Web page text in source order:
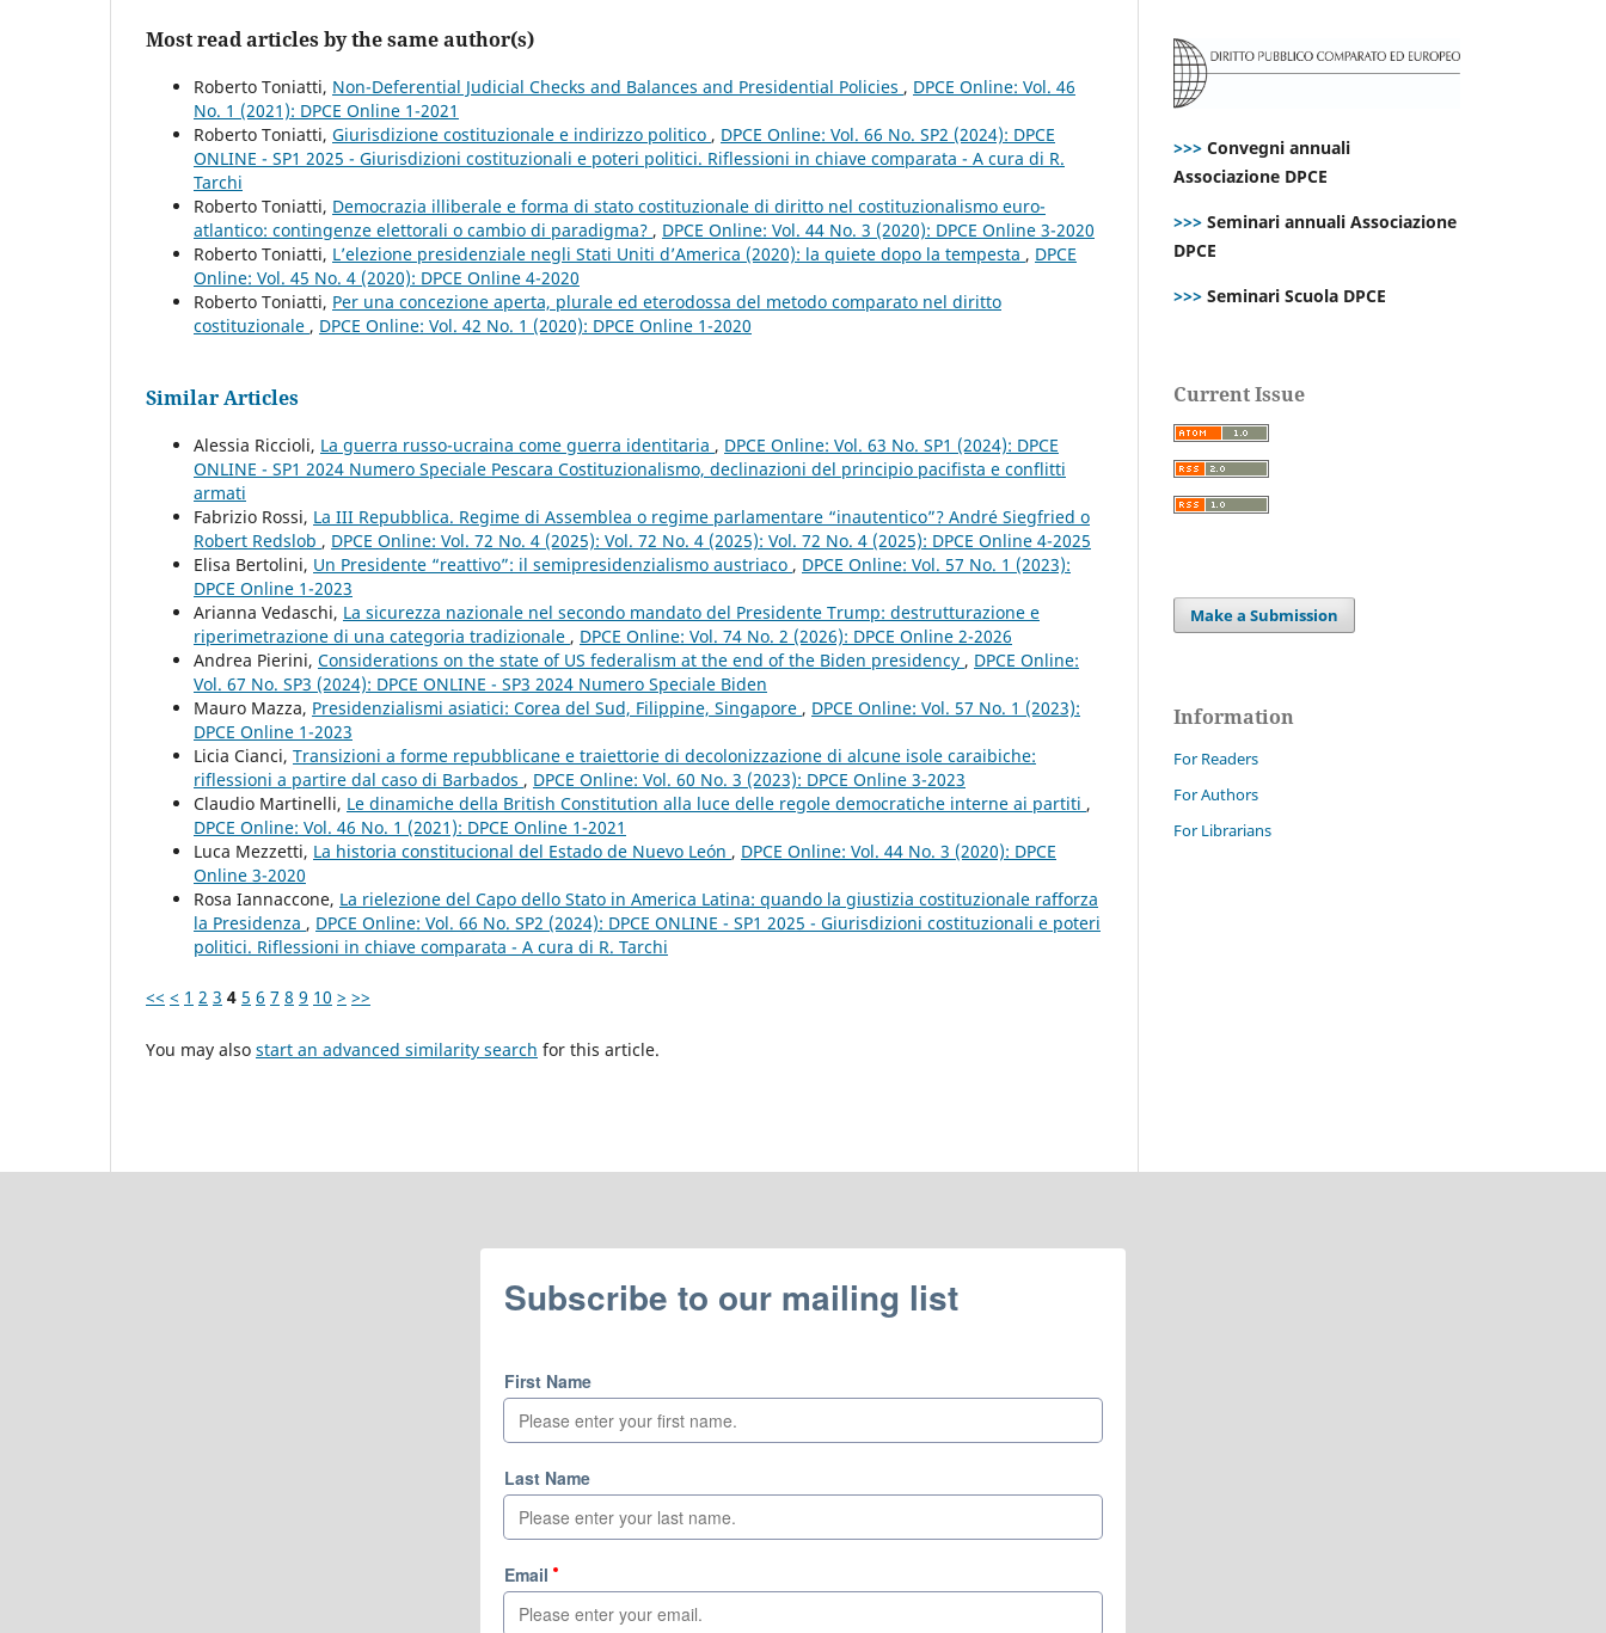
Most read articles by the same author(s)
Roberto Toniatti, Non-Deferential Judicial Checks and Balances and Presidential Policies , DPCE Online: Vol. 46
No. 1 (2021): DPCE Online 1-2021
Roberto Toniatti, Giurisdizione costituzionale e indirizzo politico , DPCE Online: Vol. 66 No. SP2 (2024): DPCE
ONLINE - SP1 2025 - Giurisdizioni costituzionali e poteri politici. Riflessioni in chiave comparata - A cura di R.
Tarchi
Roberto Toniatti, Democrazia illiberale e forma di stato costituzionale di diritto nel costituzionalismo euro-
atlantico: contingenze elettorali o cambio di paradigma? , DPCE Online: Vol. 44 No. 3 (2020): DPCE Online 3-2020
Roberto Toniatti, L’elezione presidenziale negli Stati Uniti d’America (2020): la quiete dopo la tempesta , DPCE
Online: Vol. 45 No. 4 (2020): DPCE Online 4-2020
Roberto Toniatti, Per una concezione aperta, plurale ed eterodossa del metodo comparato nel diritto
costituzionale , DPCE Online: Vol. 42 No. 1 (2020): DPCE Online 1-2020
Similar Articles
Alessia Riccioli, La guerra russo-ucraina come guerra identitaria , DPCE Online: Vol. 63 No. SP1 (2024): DPCE
ONLINE - SP1 2024 Numero Speciale Pescara Costituzionalismo, declinazioni del principio pacifista e conflitti
armati
Fabrizio Rossi, La III Repubblica. Regime di Assemblea o regime parlamentare “inautentico”? André Siegfried o
Robert Redslob , DPCE Online: Vol. 72 No. 4 (2025): Vol. 72 No. 4 (2025): Vol. 72 No. 4 (2025): DPCE Online 4-2025
Elisa Bertolini, Un Presidente “reattivo”: il semipresidenzialismo austriaco , DPCE Online: Vol. 57 No. 1 (2023):
DPCE Online 1-2023
Arianna Vedaschi, La sicurezza nazionale nel secondo mandato del Presidente Trump: destrutturazione e
riperimetrazione di una categoria tradizionale , DPCE Online: Vol. 74 No. 2 (2026): DPCE Online 2-2026
Andrea Pierini, Considerations on the state of US federalism at the end of the Biden presidency , DPCE Online:
Vol. 67 No. SP3 (2024): DPCE ONLINE - SP3 2024 Numero Speciale Biden
Mauro Mazza, Presidenzialismi asiatici: Corea del Sud, Filippine, Singapore , DPCE Online: Vol. 57 No. 1 (2023):
DPCE Online 1-2023
Licia Cianci, Transizioni a forme repubblicane e traiettorie di decolonizzazione di alcune isole caraibiche:
riflessioni a partire dal caso di Barbados , DPCE Online: Vol. 60 No. 3 (2023): DPCE Online 3-2023
Claudio Martinelli, Le dinamiche della British Constitution alla luce delle regole democratiche interne ai partiti ,
DPCE Online: Vol. 46 No. 1 (2021): DPCE Online 1-2021
Luca Mezzetti, La historia constitucional del Estado de Nuevo León , DPCE Online: Vol. 44 No. 3 (2020): DPCE
Online 3-2020
Rosa Iannaccone, La rielezione del Capo dello Stato in America Latina: quando la giustizia costituzionale rafforza
la Presidenza , DPCE Online: Vol. 66 No. SP2 (2024): DPCE ONLINE - SP1 2025 - Giurisdizioni costituzionali e poteri
politici. Riflessioni in chiave comparata - A cura di R. Tarchi
<< < 1 2 3 4 5 6 7 8 9 10 > >>
You may also start an advanced similarity search for this article.
>>> Convegni annuali
Associazione DPCE
>>> Seminari annuali Associazione
DPCE
>>> Seminari Scuola DPCE
Current Issue
Make a Submission
Information
For Readers
For Authors
For Librarians